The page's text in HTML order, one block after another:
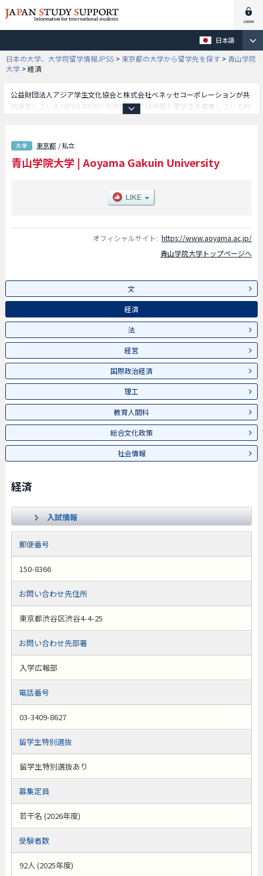
日本語
日本の大学、大学院留学情報JPSS > 東京都の大学から留学先を探す > 青山学院
大学 >経済
公益財団法人アジア学生文化協会と株式会社ベネッセコーポレーションが共
同運営しているJAPAN STUDY SUPPORTでは外国人留学生を募集している約
部や法学部や経営学部や国際政治経済学部や理工学部や教育人間科学部や総
合文化政策学部や社会情報学部等、学部別情報や、募集定員や合格者数など
入試情報、施設案内、アクセスなど外国人留学生に必要な情報を掲載してい
東京都 / 私立
青山学院大学 | Aoyama Gakuin University
オフィシャルサイト: https://www.aoyama.ac.jp/
青山学院大学トップページへ
文
経済
法
経営
国際政治経済
理工
教育人間科
総合文化政策
社会情報
経済
入試情報
郵便番号
150-8366
お問い合わせ先住所
東京都渋谷区渋谷4-4-25
お問い合わせ先部署
入学広報部
電話番号
03-3409-8627
留学生特別選抜
留学生特別選抜あり
募集定員
若干名 (2026年度)
受験者数
92人 (2025年度)